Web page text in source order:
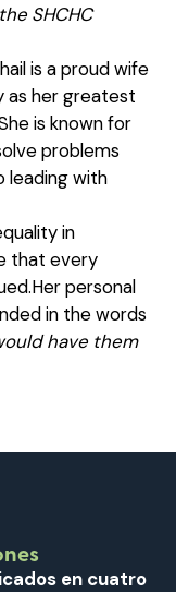
SHCHC
is a proud wife
as her greatest
is known for
problems
leading with
in
that every
personal
in the words
have them
en cuatro